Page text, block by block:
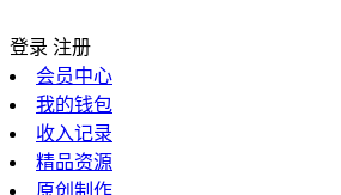
登录 注册
会员中心
我的钱包
收入记录
精品资源
原创制作